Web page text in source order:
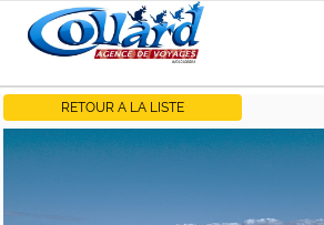
RETOUR A LA LISTE